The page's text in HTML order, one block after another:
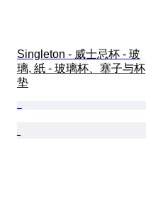
Singleton - 威士忌杯 - 玻
璃, 紙 - 玻璃杯、塞子与杯
垫